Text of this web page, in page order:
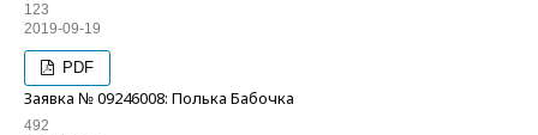
123
2019-09-19
PDF
Заявка № 09246008: Полька Бабочка
492